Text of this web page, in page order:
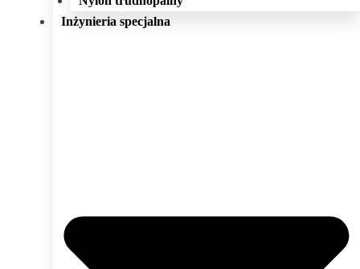
Inżynieria specjalna